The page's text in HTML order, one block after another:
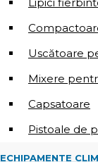
Uscătoare
Mixere
Capsatoare
Pistoale de
ECHIPAMENTE